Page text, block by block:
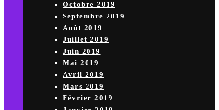
Octobre 2019
Septembre 2019
Août 2019
Juillet 2019
Juin 2019
Mai 2019
Avril 2019
Mars 2019
Février 2019